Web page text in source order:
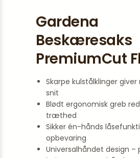
Gardena
Beskæresaks
PremiumCut
Skarpe kulstålklinger
snit
Blødt ergonomisk greb
træthed
Sikker én-hånds
opbevaring
Universalhåndet design –